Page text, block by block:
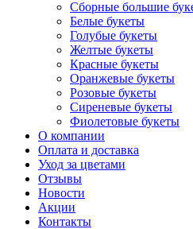
Сборные большие
Белые букеты
Голубые букеты
Желтые букеты
Красные букеты
Оранжевые букеты
Розовые букеты
Сиреневые букеты
Фиолетовые букеты
О компании
Оплата и доставка
Уход за цветами
Отзывы
Новости
Акции
Контакты